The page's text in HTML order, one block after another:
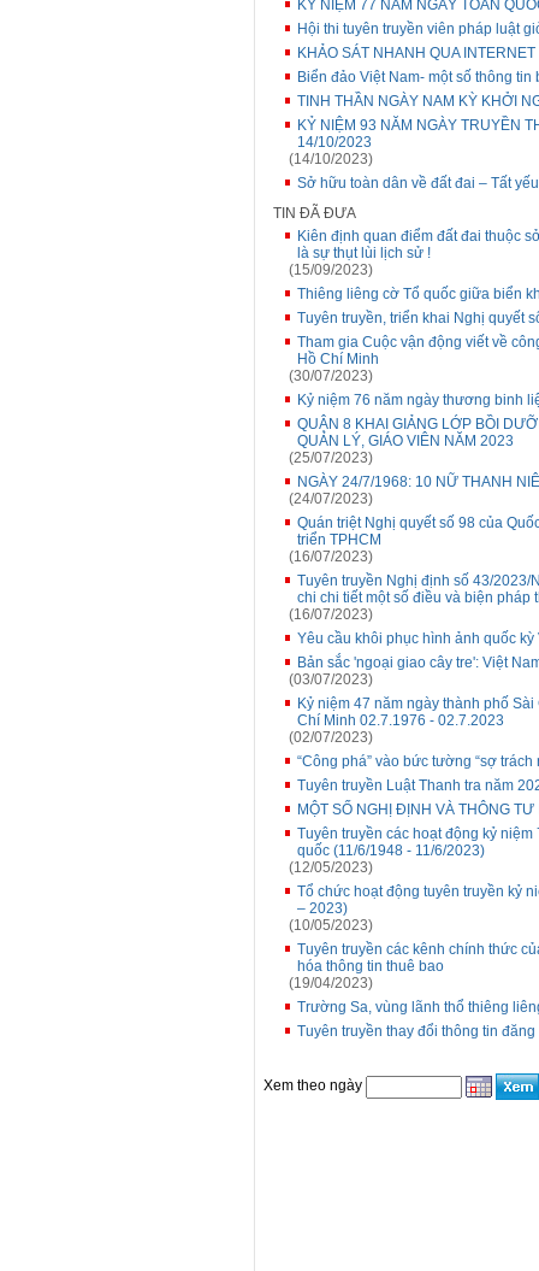
KỶ NIỆM 77 NĂM NGÀY TOÀN
Hội thi tuyên truyền viên pháp luật
KHẢO SÁT NHANH QUA INTERNET
Biển đảo Việt Nam- một số thông tin
TINH THẦN NGÀY NAM KỲ KHỞI
KỶ NIỆM 93 NĂM NGÀY TRUYỀN
14/10/2023
(14/10/2023)
Sở hữu toàn dân về đất đai – Tất
TIN ĐÃ ĐƯA
Kiên định quan điểm đất đai thuộc
là sự thụt lùi lịch sử !
(15/09/2023)
Thiêng liêng cờ Tổ quốc giữa biển
Tuyên truyền, triển khai Nghị quyết
Tham gia Cuộc vận động viết về
Hồ Chí Minh
(30/07/2023)
Kỷ niệm 76 năm ngày thương binh
QUẬN 8 KHAI GIẢNG LỚP BỒI
QUẢN LÝ, GIÁO VIÊN NĂM 2023
(25/07/2023)
NGÀY 24/7/1968: 10 NỮ THANH
(24/07/2023)
Quán triệt Nghị quyết số 98 của
triển TPHCM
(16/07/2023)
Tuyên truyền Nghị định số 43/
chi chi tiết một số điều và biện pháp
(16/07/2023)
Yêu cầu khôi phục hình ảnh quốc
Bản sắc 'ngoại giao cây tre': Việt
(03/07/2023)
Kỷ niệm 47 năm ngày thành phố
Chí Minh 02.7.1976 - 02.7.2023
(02/07/2023)
“Công phá” vào bức tường “sợ trách
Tuyên truyền Luật Thanh tra năm
MỘT SỐ NGHỊ ĐỊNH VÀ THÔNG
Tuyên truyền các hoạt động kỷ
quốc (11/6/1948 - 11/6/2023)
(12/05/2023)
Tổ chức hoạt động tuyên truyền kỷ
– 2023)
(10/05/2023)
Tuyên truyền các kênh chính thức
hóa thông tin thuê bao
(19/04/2023)
Trường Sa, vùng lãnh thổ thiêng
Tuyên truyền thay đổi thông tin đăng
Xem theo ngày